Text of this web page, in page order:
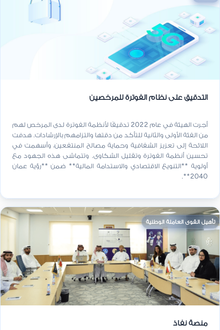
التدقيق على نظام الفوترة للمرخصين
أجرت الهيئة في عام 2022 تدقيقًا لأنظمة الفوترة لدى المرخص لهم
من الفئة الأولى والثانية للتأكد من دقتها والتزامهم بالإرشادات. هدفت
اللائحة إلى تعزيز الشفافية وحماية مصالح المنتفعين، وأسهمت في
تحسين أنظمة الفوترة وتقليل الشكاوى. وتتماشى هذه الجهود مع
أولوية **التنويع الاقتصادي والاستدامة المالية** ضمن **رؤية عمان
2040**.
تأهيل القوى العاملة الوطنية
منصة نفاذ